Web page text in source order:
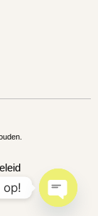
op!